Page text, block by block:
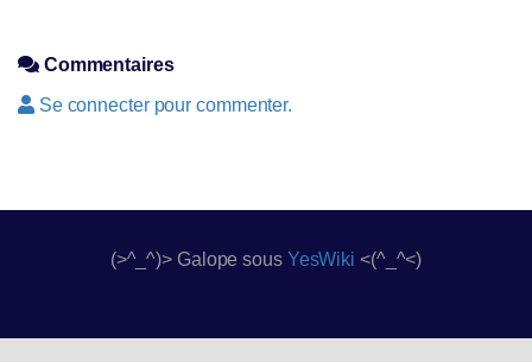
Commentaires
Se connecter pour commenter.
(>^_^)> Galope sous YesWiki <(^_^<)